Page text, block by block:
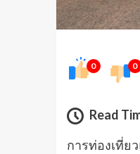
0 0
Read
การท่องเที่ย